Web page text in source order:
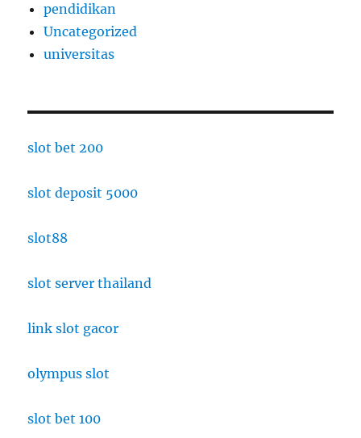
pendidikan
Uncategorized
universitas
slot bet 200
slot deposit 5000
slot88
slot server thailand
link slot gacor
olympus slot
slot bet 100